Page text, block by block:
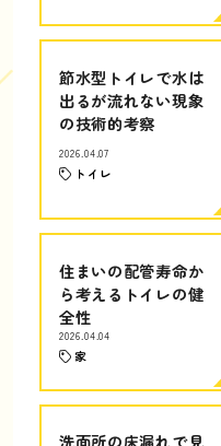
節水型トイレで水は
出るが流れない現象
の技術的考察
2026.04.07
トイレ
住まいの配管寿命か
ら考えるトイレの健
全性
2026.04.04
家